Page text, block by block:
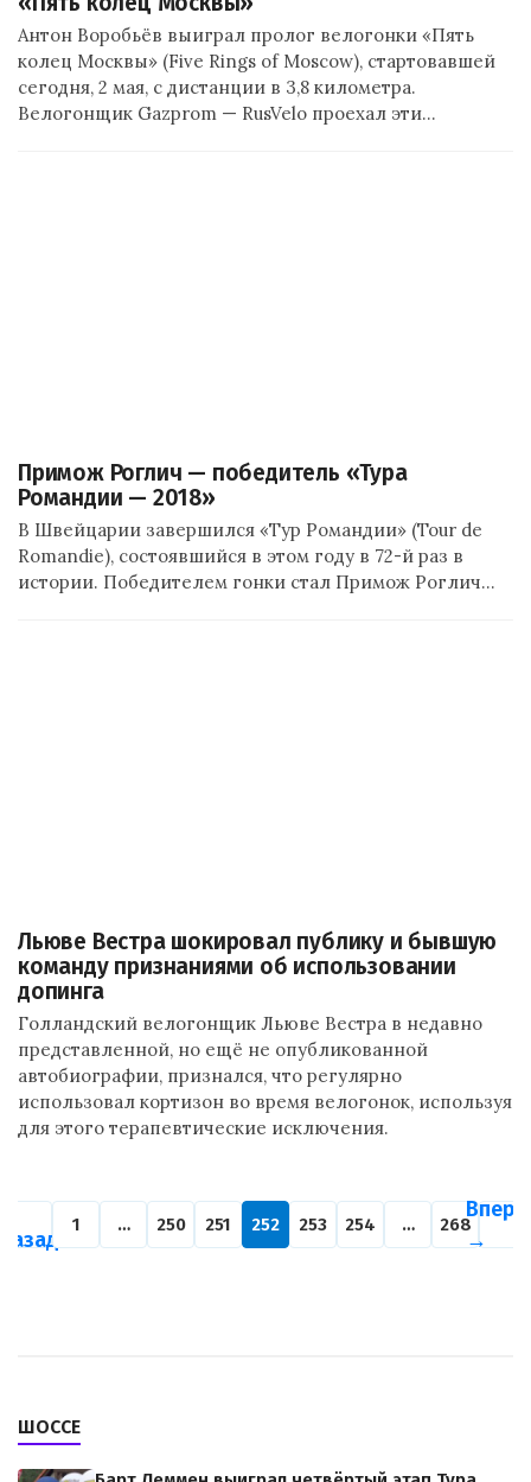
Антон Воробьёв выиграл пролог велогонки «Пять
колец Москвы» (Five Rings of Moscow), стартовавшей
сегодня, 2 мая, с дистанции в 3,8 километра.
Велогонщик Gazprom — RusVelo проехал эти…
Примож Роглич — победитель «Тура
Романдии — 2018»
В Швейцарии завершился «Тур Романдии» (Tour de
Romandie), состоявшийся в этом году в 72-й раз в
истории. Победителем гонки стал Примож Роглич…
Льюве Вестра шокировал публику и бывшую
команду признаниями об использовании
допинга
Голландский велогонщик Льюве Вестра в недавно
представленной, но ещё не опубликованной
автобиографии, признался, что регулярно
использовал кортизон во время велогонок, используя
для этого терапевтические исключения.
1 … 250 251 252 253 254 … 268
→
ШОССЕ